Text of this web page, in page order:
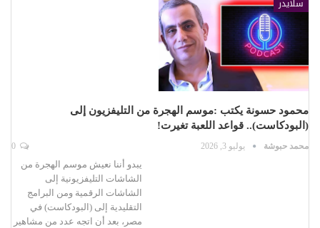
سلايدر
محمود حسونة يكتب :موسم الهجرة من التليفزيون إلى
(البودكاست).. قواعد اللعبة تغيرت!
محمد حبوشة يوليو 3, 2026
يبدو أننا نعيش موسم الهجرة من
الشاشات التليفزيونية إلى
الشاشات الرقمية ومن البرامج
التقليدية إلى (البودكاست) في
مصر، بعد أن اتجه عدد من مشاهير